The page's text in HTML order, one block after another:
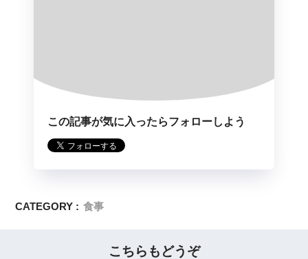
この記事が気に入ったらフォローしよう
CATEGORY : 食事
こちらもどうぞ